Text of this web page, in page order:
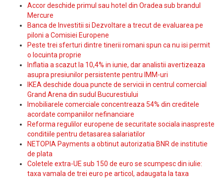
Accor deschide primul sau hotel din Oradea sub brandul
Mercure
Banca de Investitii si Dezvoltare a trecut de evaluarea pe
piloni a Comisiei Europene
Peste trei sferturi dintre tinerii romani spun ca nu isi permit
o locuinta proprie
Inflatia a scazut la 10,4% in iunie, dar analistii avertizeaza
asupra presiunilor persistente pentru IMM-uri
IKEA deschide doua puncte de servicii in centrul comercial
Grand Arena din sudul Bucurestiului
Imobiliarele comerciale concentreaza 54% din creditele
acordate companiilor nefinanciare
Reforma regulilor europene de securitate sociala inaspreste
conditiile pentru detasarea salariatilor
NETOPIA Payments a obtinut autorizatia BNR de institutie
de plata
Coletele extra-UE sub 150 de euro se scumpesc din iulie:
taxa vamala de trei euro pe articol, adaugata la taxa